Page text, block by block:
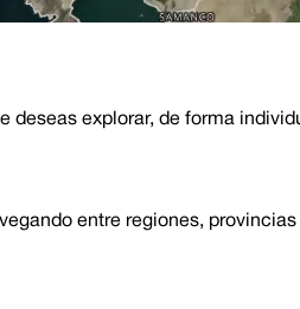
explorar, de forma
entre regiones, provincias